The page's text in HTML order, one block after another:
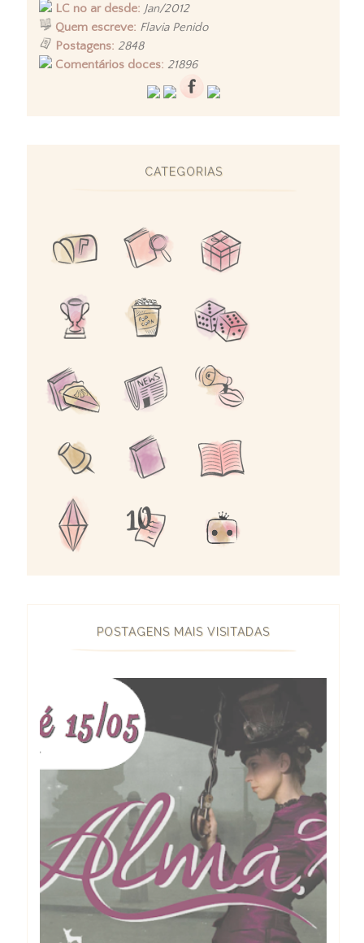
LC no ar desde: Jan/2012
Quem escreve: Flavia Penido
Postagens: 2848
Comentários doces: 21896
CATEGORIAS
POSTAGENS MAIS VISITADAS